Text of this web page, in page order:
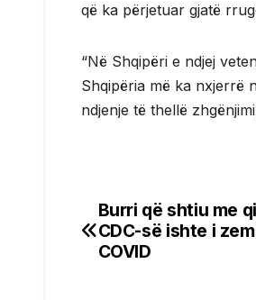
që ka përjetuar gjatë
“Në Shqipëri e ndjej
Shqipëria më ka nxjerrë
ndjenje të thellë
Post
navigation
Burri që shtiu me
CDC-së ishte i
COVID